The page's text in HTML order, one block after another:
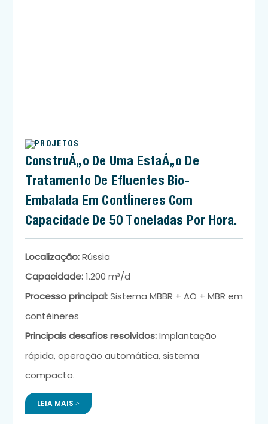
PROJETOS
Construção De Uma Estação De
Tratamento De Efluentes Bio-
Embalada Em Contêineres Com
Capacidade De 50 Toneladas Por Hora.
Localização:Rússia
Capacidade:1.200 m³/d
Processo principal:Sistema MBBR + AO + MBR em
contêineres
Principais desafios resolvidos:Implantação
rápida, operação automática, sistema
compacto.
LEIA MAIS >